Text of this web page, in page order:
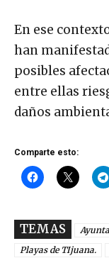
En ese
han
posibles
entre ellas
daños
Comparte esto:
TEMAS
Playas de TIjuana.